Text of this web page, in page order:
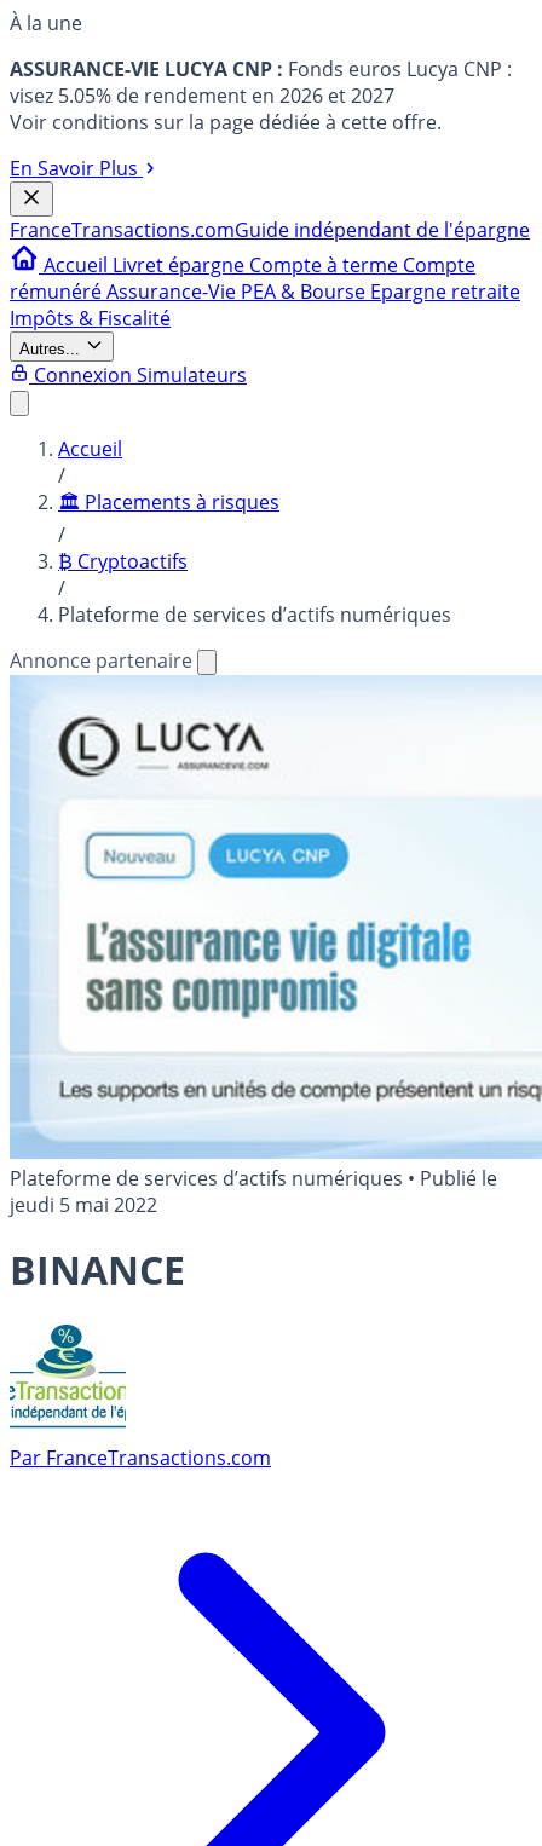
À la une
ASSURANCE-VIE LUCYA CNP : Fonds euros Lucya CNP :
visez 5.05% de rendement en 2026 et 2027
Voir conditions sur la page dédiée à cette offre.
En Savoir Plus
FranceTransactions.comGuide indépendant de l'épargne
Accueil Livret épargne Compte à terme Compte
rémunéréAssurance-Vie PEA & Bourse Epargne retraite
Impôts & Fiscalité
Autres...
Connexion Simulateurs
Accueil
/
🏛️ Placements à risques
/
₿ Cryptoactifs
/
Plateforme de services d’actifs numériques
Annonce partenaire
Plateforme de services d’actifs numériques • Publié le
jeudi 5 mai 2022
BINANCE
Par FranceTransactions.com